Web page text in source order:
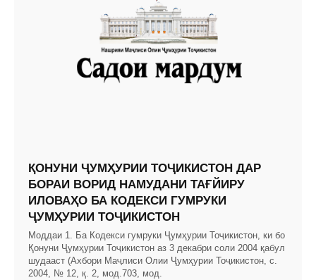
ҚОНУНИ ҶУМҲУРИИ ТОҶИКИСТОН ДАР
БОРАИ ВОРИД НАМУДАНИ ТАҒЙИРУ
ИЛОВАҲО БА КОДЕКСИ ГУМРУКИ
ҶУМҲУРИИ ТОҶИКИСТОН
Моддаи 1. Ба Кодекси гумруки Ҷумҳурии Тоҷикистон, ки бо
Қонуни Ҷумҳурии Тоҷикистон аз 3 декабри соли 2004 қабул
шудааст (Ахбори Маҷлиси Олии Ҷумҳурии Тоҷикистон, с.
2004, № 12, қ. 2, мод.703, мод.